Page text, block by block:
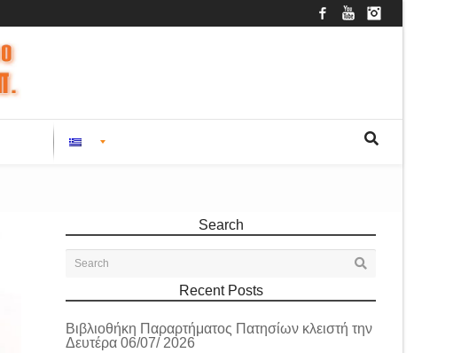
FacebookYouTube
Search
Recent Posts
Βιβλιοθήκη Παραρτήματος Πατησίων κλειστή την
Δευτέρα 06/07/ 2026